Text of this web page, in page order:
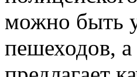
можно быть
пешеходов,